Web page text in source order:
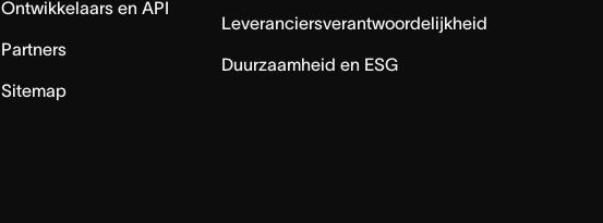
Ontwikkelaars en API
Partners
Sitemap
Leveranciersverantwoordelijkheid
Duurzaamheid en ESG